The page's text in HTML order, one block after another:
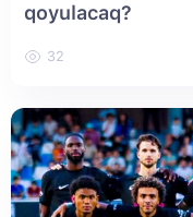
qoyulacaq?
32